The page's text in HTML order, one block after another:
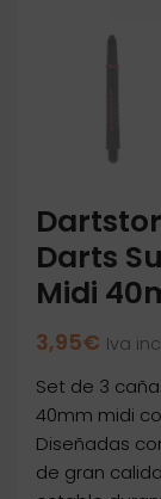
Darts
Midi
3,95€ Iva
Set de 3
40mm midi
Diseñadas
de gran